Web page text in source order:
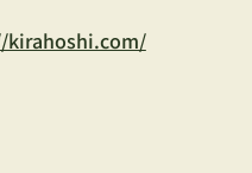
kirahoshi.com/